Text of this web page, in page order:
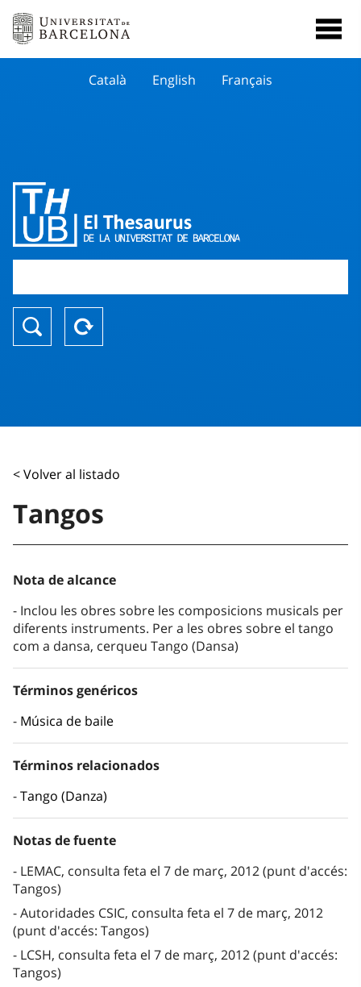
Català English Français
< Volver al listado
Tangos
Nota de alcance
Inclou les obres sobre les composicions musicals per
diferents instruments. Per a les obres sobre el tango
com a dansa, cerqueu Tango (Dansa)
Términos genéricos
Música de baile
Términos relacionados
Tango (Danza)
Notas de fuente
LEMAC, consulta feta el 7 de març, 2012 (punt d'accés:
Tangos)
Autoridades CSIC, consulta feta el 7 de març, 2012
(punt d'accés: Tangos)
LCSH, consulta feta el 7 de març, 2012 (punt d'accés:
Tangos)